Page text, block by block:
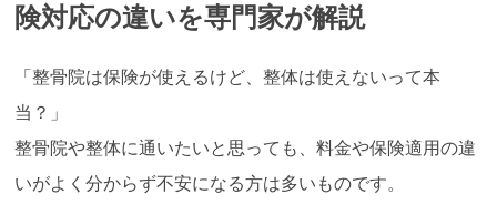
険対応の違いを専門家が解説
「整骨院は保険が使えるけど、整体は使えないって本
当？」
整骨院や整体に通いたいと思っても、料金や保険適用の違
いがよく分からず不安になる方は多いものです。